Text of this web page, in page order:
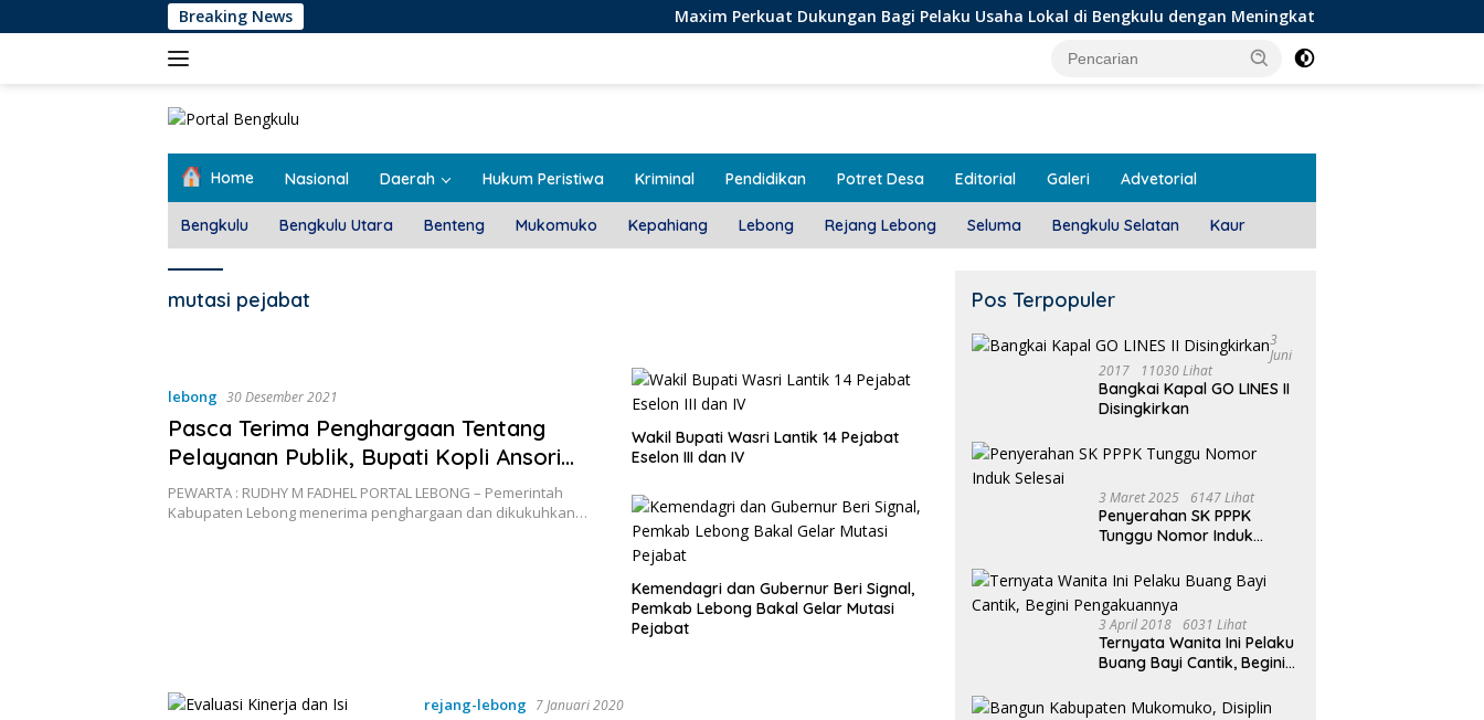
ke
Breaking News Maxim Perkuat Dukungan Bagi Pelaku Usaha Lokal di Bengkulu dengan Meningkatkan Ruang Publik dan Kebersihan
Home Nasional Daerah Hukum Peristiwa Kriminal Pendidikan Potret Desa Editorial Galeri Advetorial
Bengkulu Bengkulu Utara Benteng Mukomuko Kepahiang Lebong Rejang Lebong Seluma Bengkulu Selatan Kaur
mutasi pejabat
lebong 30 Desember 2021
Pasca Terima Penghargaan Tentang
Pelayanan Publik, Bupati Kopli Ansori
Pimpin Mutasi Pejabat Guna Peningkatan
Kinerja dan Pelayanan Terbaik!
PEWARTA : RUDHY M FADHEL PORTAL LEBONG – Pemerintah
Kabupaten Lebong menerima penghargaan dan dikukuhkan…
Wakil Bupati Wasri Lantik 14 Pejabat
Eselon III dan IV
Kemendagri dan Gubernur Beri Signal,
Pemkab Lebong Bakal Gelar Mutasi
Pejabat
rejang-lebong 7 Januari 2020
Pos Terpopuler
3
Juni
2017
11030 Lihat
Bangkai Kapal GO LINES II
Disingkirkan
3 Maret 2025 6147 Lihat
Penyerahan SK PPPK
Tunggu Nomor Induk
3 April 2018 6031 Lihat
Ternyata Wanita Ini Pelaku
Buang Bayi Cantik, Begini